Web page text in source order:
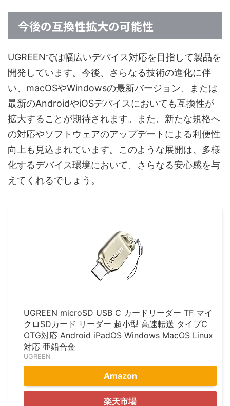
今後の互換性拡大の可能性
UGREENでは幅広いデバイス対応を目指して製品を
開発しています。今後、さらなる技術の進化に伴
い、macOSやWindowsの最新バージョン、または
最新のAndroidやiOSデバイスにおいても互換性が
拡大することが期待されます。また、新たな規格へ
の対応やソフトウェアのアップデートによる利便性
向上も見込まれています。このような展開は、多様
化するデバイス環境において、さらなる安心感を与
えてくれるでしょう。
UGREEN microSD USB C カードリーダー TF マイ
クロSDカード リーダー 超小型 高速転送 タイプC
OTG対応 Android iPadOS Windows MacOS Linux
対応 亜鉛合金
UGREEN
Amazon
楽天市場